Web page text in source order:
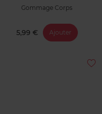
Gommage Corps
5,99 € Ajouter